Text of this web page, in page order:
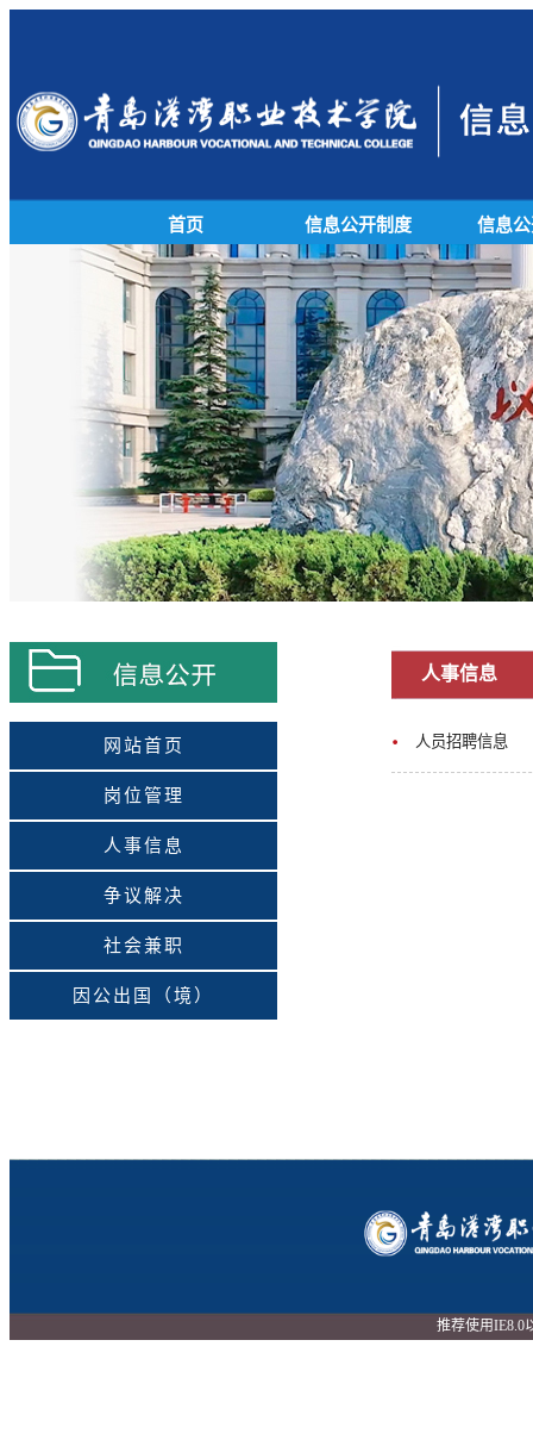
首页 信息公开制度 信息
网站首页
岗位管理
人事信息
争议解决
社会兼职
因公出国（境）
人事信息
人员招聘信息
推荐使用IE8.0